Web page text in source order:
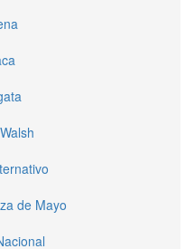
de Mayo